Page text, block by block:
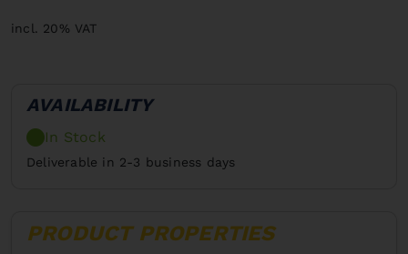
incl. 20% VAT
AVAILABILITY
In Stock
Deliverable in 2-3 business days
PRODUCT PROPERTIES